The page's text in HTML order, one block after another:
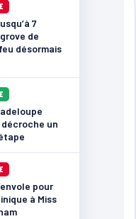
7
de
désormais
un
pour
à Miss